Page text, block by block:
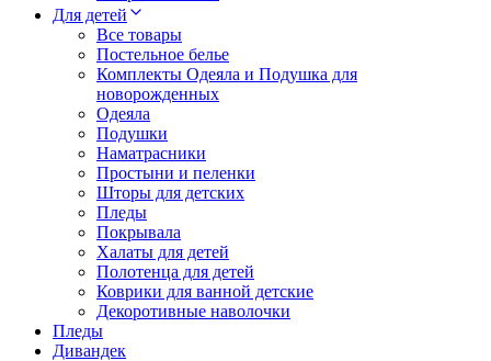
Для детей
Все товары
Постельное белье
Комплекты Одеяла и Подушка для
новорожденных
Одеяла
Подушки
Наматрасники
Простыни и пеленки
Шторы для детских
Пледы
Покрывала
Халаты для детей
Полотенца для детей
Коврики для ванной детские
Декоротивные наволочки
Пледы
Дивандек